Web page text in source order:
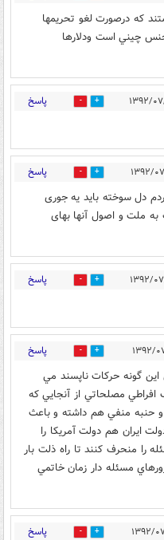
كه درصورت لغو تحريمها
چيني است ودلارها
0 پاسخ
0 پاسخ
دل سوخته بايد يه جورى
ملت و اصول آنها بهاى
0 پاسخ
0 پاسخ
گونه حركات ناپسند مي
مصلحاتي از آنجايي كه
و حنبه منفي هم داشته و باعث
ايران هم دولت آمريكا را
را منحرف كنند تا راه ذلت بار
مسئله دار زمان خاتمي
0 پاسخ